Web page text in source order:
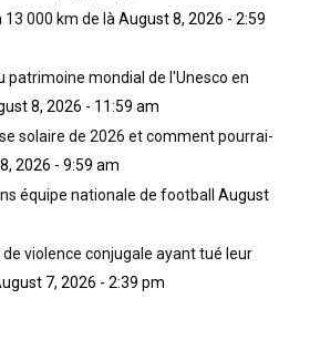
000 km de là August 8, 2026 - 2:59
patrimoine mondial de l'Unesco en
8, 2026 - 11:59 am
solaire de 2026 et comment pourrai-
2026 - 9:59 am
équipe nationale de football
August
violence conjugale ayant tué leur
7, 2026 - 2:39 pm